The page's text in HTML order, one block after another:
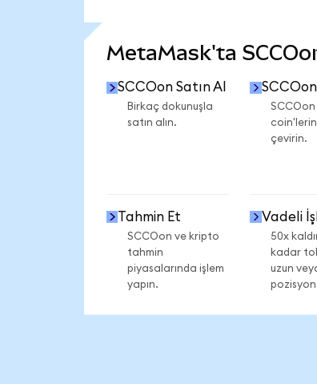
MetaMask'ta
SCCOon Satın Al
Birkaç dokunuşla
satın alın.
SCCOon
çevirin.
Tahmin Et
SCCOon ve kripto
tahmin
piyasalarında işlem
yapın.
Vadeli
50x
kadar
uzun
pozisyon